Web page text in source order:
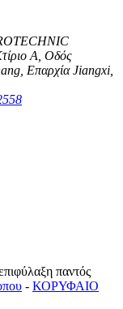
Α, Οδός
Επαρχία Jiangxi,
παντός
- ΚΟΡΥΦΑΙΟ